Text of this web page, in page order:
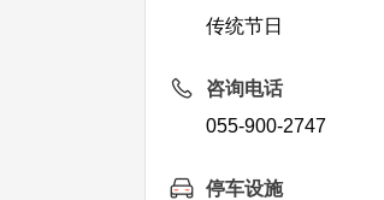
传统节日
咨询电话
055-900-2747
停车设施